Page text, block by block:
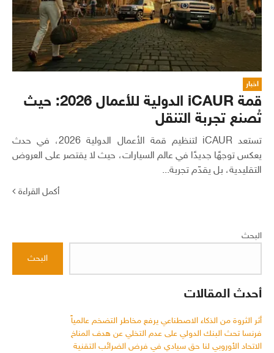
اخبار
قمة iCAUR الدولية للأعمال 2026: حيث
تُصنع تجربة التنقل
تستعد iCAUR لتنظيم قمة الأعمال الدولية 2026، في حدث
يعكس توجهًا جديدًا في عالم السيارات، حيث لا يقتصر على العروض
التقليدية، بل يقدّم تجربة...
أكمل القراءة
البحث
البحث
أحدث المقالات
أثر الثروة من الذكاء الاصطناعي يرفع مخاطر التضخم عالمياً
فرنسا تحث البنك الدولي على عدم التخلي عن هدف المناخ
الاتحاد الأوروبي لنا حق سيادي في فرض الضرائب التقنية